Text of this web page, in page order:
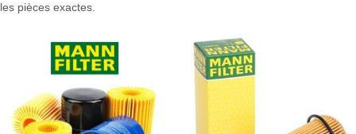
les pièces exactes.